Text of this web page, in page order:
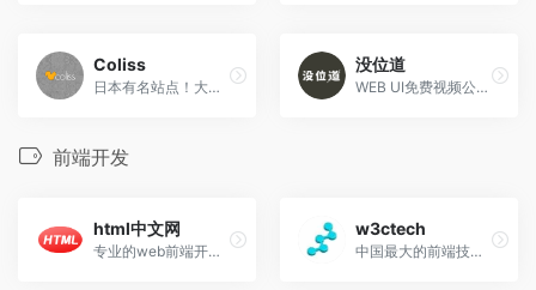
Coliss
日本有名站点！大量网站制作相关的设计技巧和神器
没位道
WEB UI免费视频公开课
前端开发
html中文网
专业的web前端开发在线学习、培训、交流平台！大量精品前端学习图文、视频教程及下载资源，可边学习边编程实战，快速成为前端工程师！
w3ctech
中国最大的前端技术社区